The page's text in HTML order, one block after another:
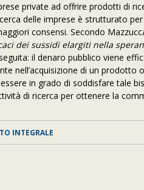
private ad offrire prodotti di
delle imprese è strutturato
consensi. Secondo
dei sussidi elargiti nella
il denaro pubblico viene
nell’acquisizione di un
in grado di soddisfare tale
di ricerca per ottenere la
INTEGRALE